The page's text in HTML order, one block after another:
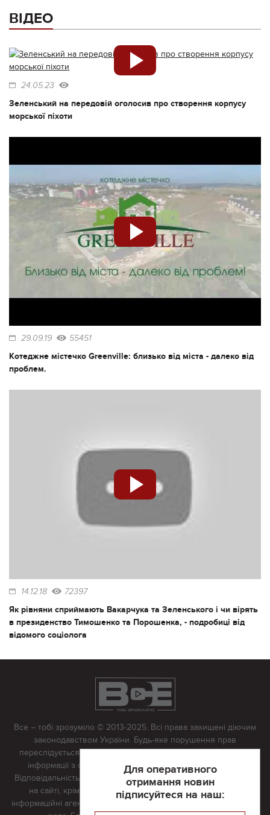
ВІДЕО
24.05.23
Зеленський на передовій оголосив про створення корпусу
морської піхоти
29.09.19 55451
Котеджне містечко Greenville: близько від міста - далеко від
проблем.
14.12.18 72397
Як рівняни сприймають Вакарчука та Зеленського і чи вірять
в президенство Тимошенко та Порошенка, - подробиці від
відомого соціолога
Для оперативного
отримання новин
підписуйтеся на наш:
Все – тобі зрозуміло © 2013-2025. Всі права захищені діючим
законодавством України. Будь-яке порушення прав
переслідується в судовому порядку. Будь-яке відтворення
інформації з сайту тільки з письмово дозволу редакції.
Відповідальність за достовірність усіх матеріалів, розміщених
на сайті, крім матеріалів, які містять посилання на інші
інформаційні агентства або інтернет-видання, несе редакційна